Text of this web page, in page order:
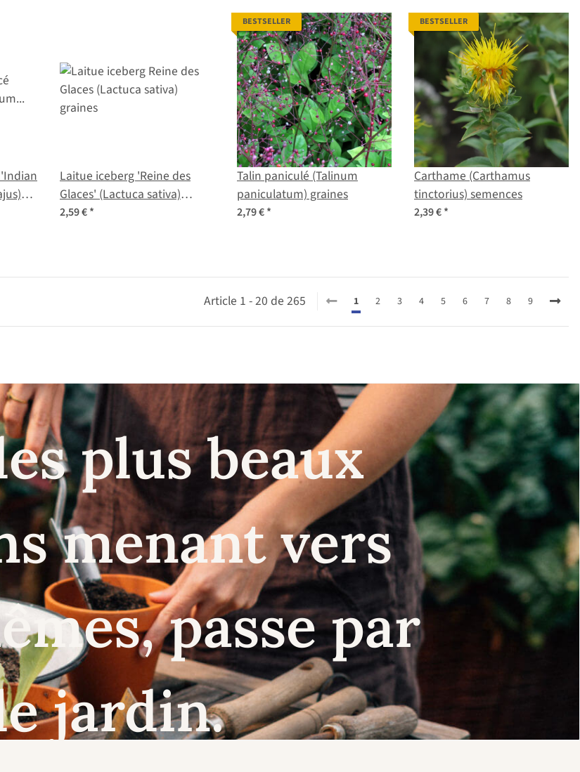
Laitue iceberg 'Reine des
Glaces' (Lactuca sativa)
graines
2,59 €*
BESTSELLER
Talin paniculé (Talinum
paniculatum) graines
2,79 €*
BESTSELLER
Carthame (Carthamus
tinctorius) semences
2,39 €*
Article 1 - 20 de 265 1 2 3 4 5 6 7 8 9
plus beaux
menant vers
passe par
jardin.